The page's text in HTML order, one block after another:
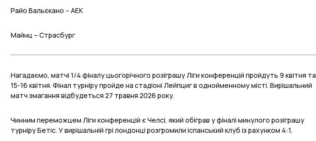
Райо Вальєкано – АЕК
Майнц – Страсбург
Нагадаємо, матчі 1/4 фіналу цьогорічного розіграшу Ліги конференцій пройдуть 9 квітня та
15-16 квітня. Фінал турніру пройде на стадіоні Лейпциг в однойменному місті. Вирішальний
матч змагання відбудеться 27 травня 2026 року.
Чинним переможцем Ліги конференцій є Челсі, який обіграв у фіналі минулого розіграшу
турніру Бетіс. У вирішальній грі лондонці розгромили іспанський клуб із рахунком 4:1.